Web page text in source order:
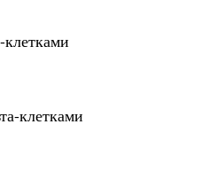
клетками
клетками